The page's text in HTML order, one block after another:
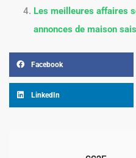
Les meilleures affaires
annonces de maison
Facebook
LinkedIn